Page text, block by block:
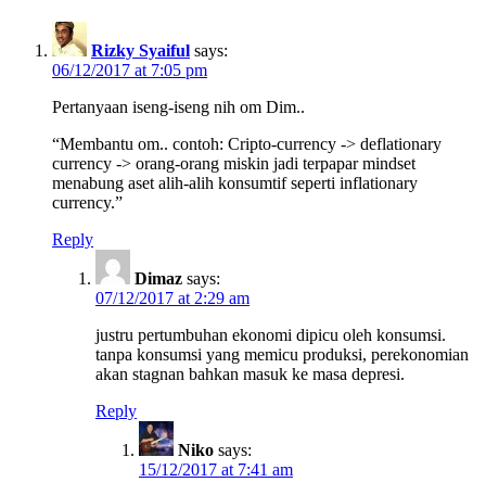
Rizky Syaiful says:
06/12/2017 at 7:05 pm
Pertanyaan iseng-iseng nih om Dim..
“Membantu om.. contoh: Cripto-currency -> deflationary
currency -> orang-orang miskin jadi terpapar mindset
menabung aset alih-alih konsumtif seperti inflationary
currency.”
Reply
Dimaz says:
07/12/2017 at 2:29 am
justru pertumbuhan ekonomi dipicu oleh konsumsi.
tanpa konsumsi yang memicu produksi, perekonomian
akan stagnan bahkan masuk ke masa depresi.
Reply
Niko says:
15/12/2017 at 7:41 am